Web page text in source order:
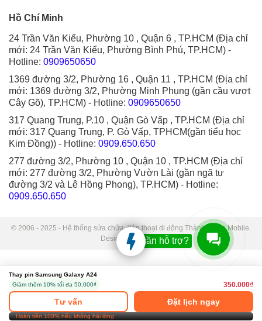
Hồ Chí Minh
24 Trần Văn Kiểu, Phường 10 , Quận 6 , TP.HCM (Địa chỉ
mới: 24 Trần Văn Kiểu, Phường Bình Phú, TP.HCM) -
Hotline: 0909650650
1369 đường 3/2, Phường 16 , Quận 11 , TP.HCM (Địa chỉ
mới: 1369 đường 3/2, Phường Minh Phụng (gần cầu vượt
Cây Gõ), TP.HCM) - Hotline: 0909650650
317 Quang Trung, P.10 , Quận Gò Vấp , TP.HCM (Địa chỉ
mới: 317 Quang Trung, P. Gò Vấp, TPHCM(gần tiểu học
Kim Đồng)) - Hotline: 0909.650.650
277 đường 3/2, Phường 10 , Quận 10 , TP.HCM (Địa chỉ
mới: 277 đường 3/2, Phường Vườn Lài (gần ngã tư
đường 3/2 và Lê Hồng Phong), TP.HCM) - Hotline:
0909.650.650
© 2006 - 2025 - Hệ thống sửa chữa điện thoại di động Thành Trung Mobile.
Designed by Sudo.
Thay pin Samsung Galaxy A24
Giảm thêm 10% tối đa 50,000₫
350.000₫
Tư vấn Đặt lịch ngay
Hoàn tiền 100% nếu không hài lòng
Bạn cần hỗ trợ?